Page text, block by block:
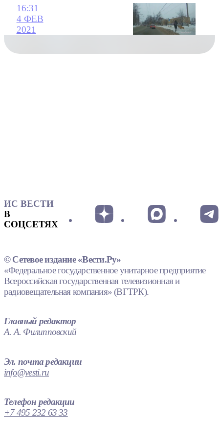
16:31
4 ФЕВ
2021
ИС ВЕСТИ
В
СОЦСЕТЯХ
© Сетевое издание «Вести.Ру»
«Федеральное государственное унитарное предприятие
Всероссийская государственная телевизионная и
радиовещательная компания» (ВГТРК).
Главный редактор
А. А. Филипповский
Эл. почта редакции
info@vesti.ru
Телефон редакции
+7 495 232 63 33